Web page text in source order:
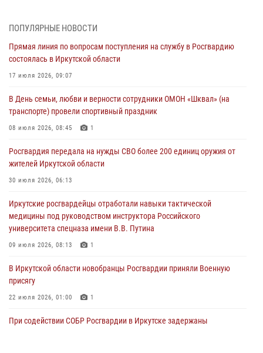
Сотрудники Росгвардии нашли и вернули родственникам
30 июля 2026, 07:37
Росгвардия передала на нужды СВО более 200 единиц оружия от
При силовой поддержке СОБР Росгвардии в Иркутской области
30 июля 2026, 04:19
В честь 10-летия Росгвардии сотрудники вневедомственной охраны
в ведомстве
29 июля 2026, 03:44
ПОПУЛЯРНЫЕ НОВОСТИ
Прямая линия по вопросам поступления на службу в Росгвардию
состоялась в Иркутской области
17 июля 2026, 09:07
В День семьи, любви и верности сотрудники ОМОН «Шквал» (на
транспорте) провели спортивный праздник
08 июля 2026, 08:45 1
Росгвардия передала на нужды СВО более 200 единиц оружия от
жителей Иркутской области
30 июля 2026, 06:13
Иркутские росгвардейцы отработали навыки тактической
медицины под руководством инструктора Российского
университета спецназа имени В.В. Путина
09 июля 2026, 08:13 1
В Иркутской области новобранцы Росгвардии приняли Военную
присягу
22 июля 2026, 01:00 1
При содействии СОБР Росгвардии в Иркутске задержаны